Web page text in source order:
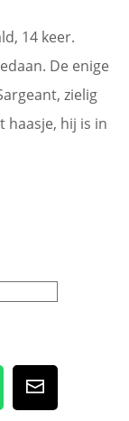
14 keer.
De enige
zielig
haasje, hij is in